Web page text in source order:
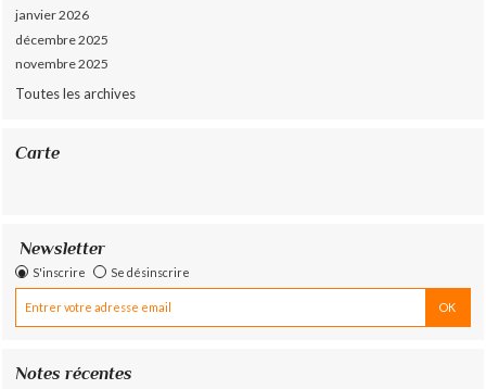
janvier 2026
décembre 2025
novembre 2025
Toutes les archives
Carte
Newsletter
S'inscrire Se désinscrire
Notes récentes